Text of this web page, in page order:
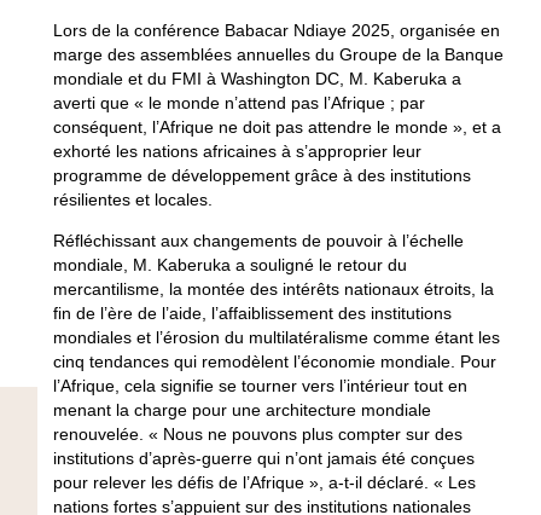
Lors de la conférence Babacar Ndiaye 2025, organisée en
marge des assemblées annuelles du Groupe de la Banque
mondiale et du FMI à Washington DC, M. Kaberuka a
averti que « le monde n’attend pas l’Afrique ; par
conséquent, l’Afrique ne doit pas attendre le monde », et a
exhorté les nations africaines à s’approprier leur
programme de développement grâce à des institutions
résilientes et locales.
Réfléchissant aux changements de pouvoir à l’échelle
mondiale, M. Kaberuka a souligné le retour du
mercantilisme, la montée des intérêts nationaux étroits, la
fin de l’ère de l’aide, l’affaiblissement des institutions
mondiales et l’érosion du multilatéralisme comme étant les
cinq tendances qui remodèlent l’économie mondiale. Pour
l’Afrique, cela signifie se tourner vers l’intérieur tout en
menant la charge pour une architecture mondiale
renouvelée. « Nous ne pouvons plus compter sur des
institutions d’après-guerre qui n’ont jamais été conçues
pour relever les défis de l’Afrique », a-t-il déclaré. « Les
nations fortes s’appuient sur des institutions nationales